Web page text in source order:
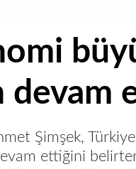
devam
Şimşek, Türkiye
ettiğini